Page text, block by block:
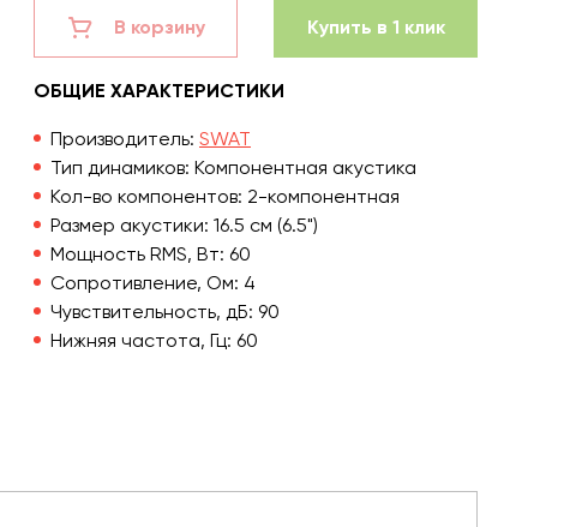
В корзину Купить в 1 клик
ОБЩИЕ ХАРАКТЕРИСТИКИ
Производитель: SWAT
Тип динамиков: Компонентная акустика
Кол-во компонентов: 2-компонентная
Размер акустики: 16.5 см (6.5")
Мощность RMS, Вт: 60
Сопротивление, Ом: 4
Чувствительность, дБ: 90
Нижняя частота, Гц: 60